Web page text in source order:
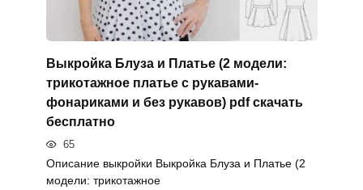
Выкройка Блуза и Платье (2 модели:
трикотажное платье с рукавами-
фонариками и без рукавов) pdf скачать
бесплатно
65
Описание выкройки Выкройка Блуза и Платье (2
модели: трикотажное